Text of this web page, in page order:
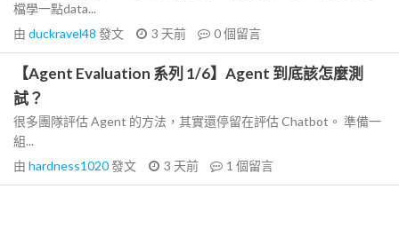
檔學一點data...
由 duckravel48 發文 3 天前 0個留言
【Agent Evaluation 系列 1/6】Agent 到底該怎麼測
試？
很多團隊評估 Agent 的方法，其實還停留在評估 Chatbot。 準備一
組...
由 hardness1020發文 3 天前 1 個留言